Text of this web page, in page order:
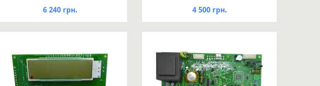
6 240 грн. 4 500 грн.